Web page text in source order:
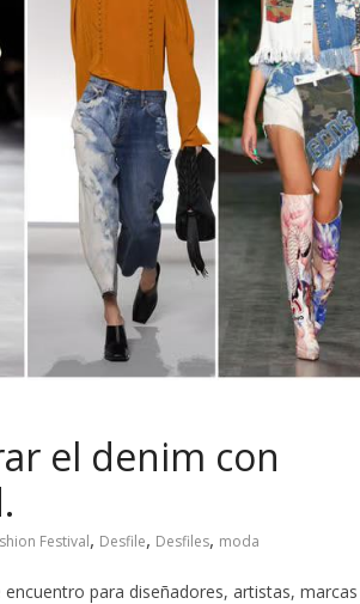
el denim con
Festival, Desfile, Desfiles, moda
para diseñadores, artistas,